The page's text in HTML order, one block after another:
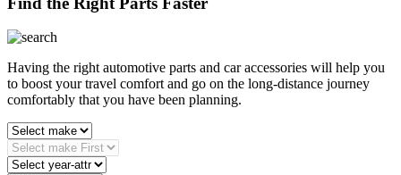
Having the right automotive parts and car accessories will help you
to boost your travel comfort and go on the long-distance journey
comfortably that you have been planning.